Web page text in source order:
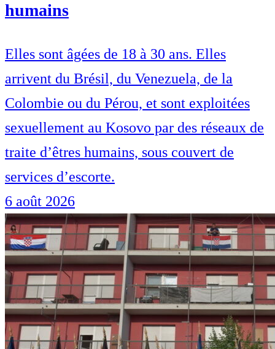
humains
Elles sont âgées de 18 à 30 ans. Elles
arrivent du Brésil, du Venezuela, de la
Colombie ou du Pérou, et sont exploitées
sexuellement au Kosovo par des réseaux de
traite d’êtres humains, sous couvert de
services d’escorte.
6 août 2026